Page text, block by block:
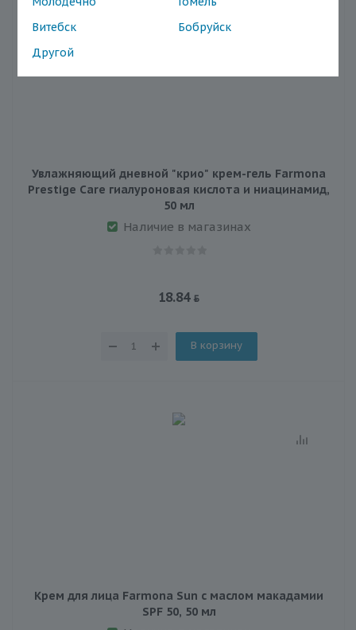
Витебск
Бобруйск
Другой
Увлажняющий дневной "крио" крем-гель Farmona
Prestige Care гиалуроновая кислота и ниацинамид,
50 мл
Наличие в магазинах
18.84
В корзину
Крем для лица Farmona Sun с маслом макадамии
SPF 50, 50 мл